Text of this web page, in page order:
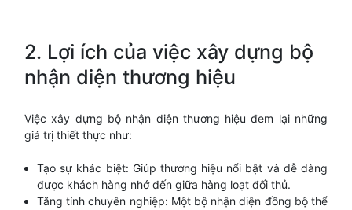
2. Lợi ích của việc xây dựng bộ
nhận diện thương hiệu
Việc xây dựng bộ nhận diện thương hiệu đem lại những
giá trị thiết thực như:
Tạo sự khác biệt: Giúp thương hiệu nổi bật và dễ dàng
được khách hàng nhớ đến giữa hàng loạt đối thủ.
Tăng tính chuyên nghiệp: Một bộ nhận diện đồng bộ thể